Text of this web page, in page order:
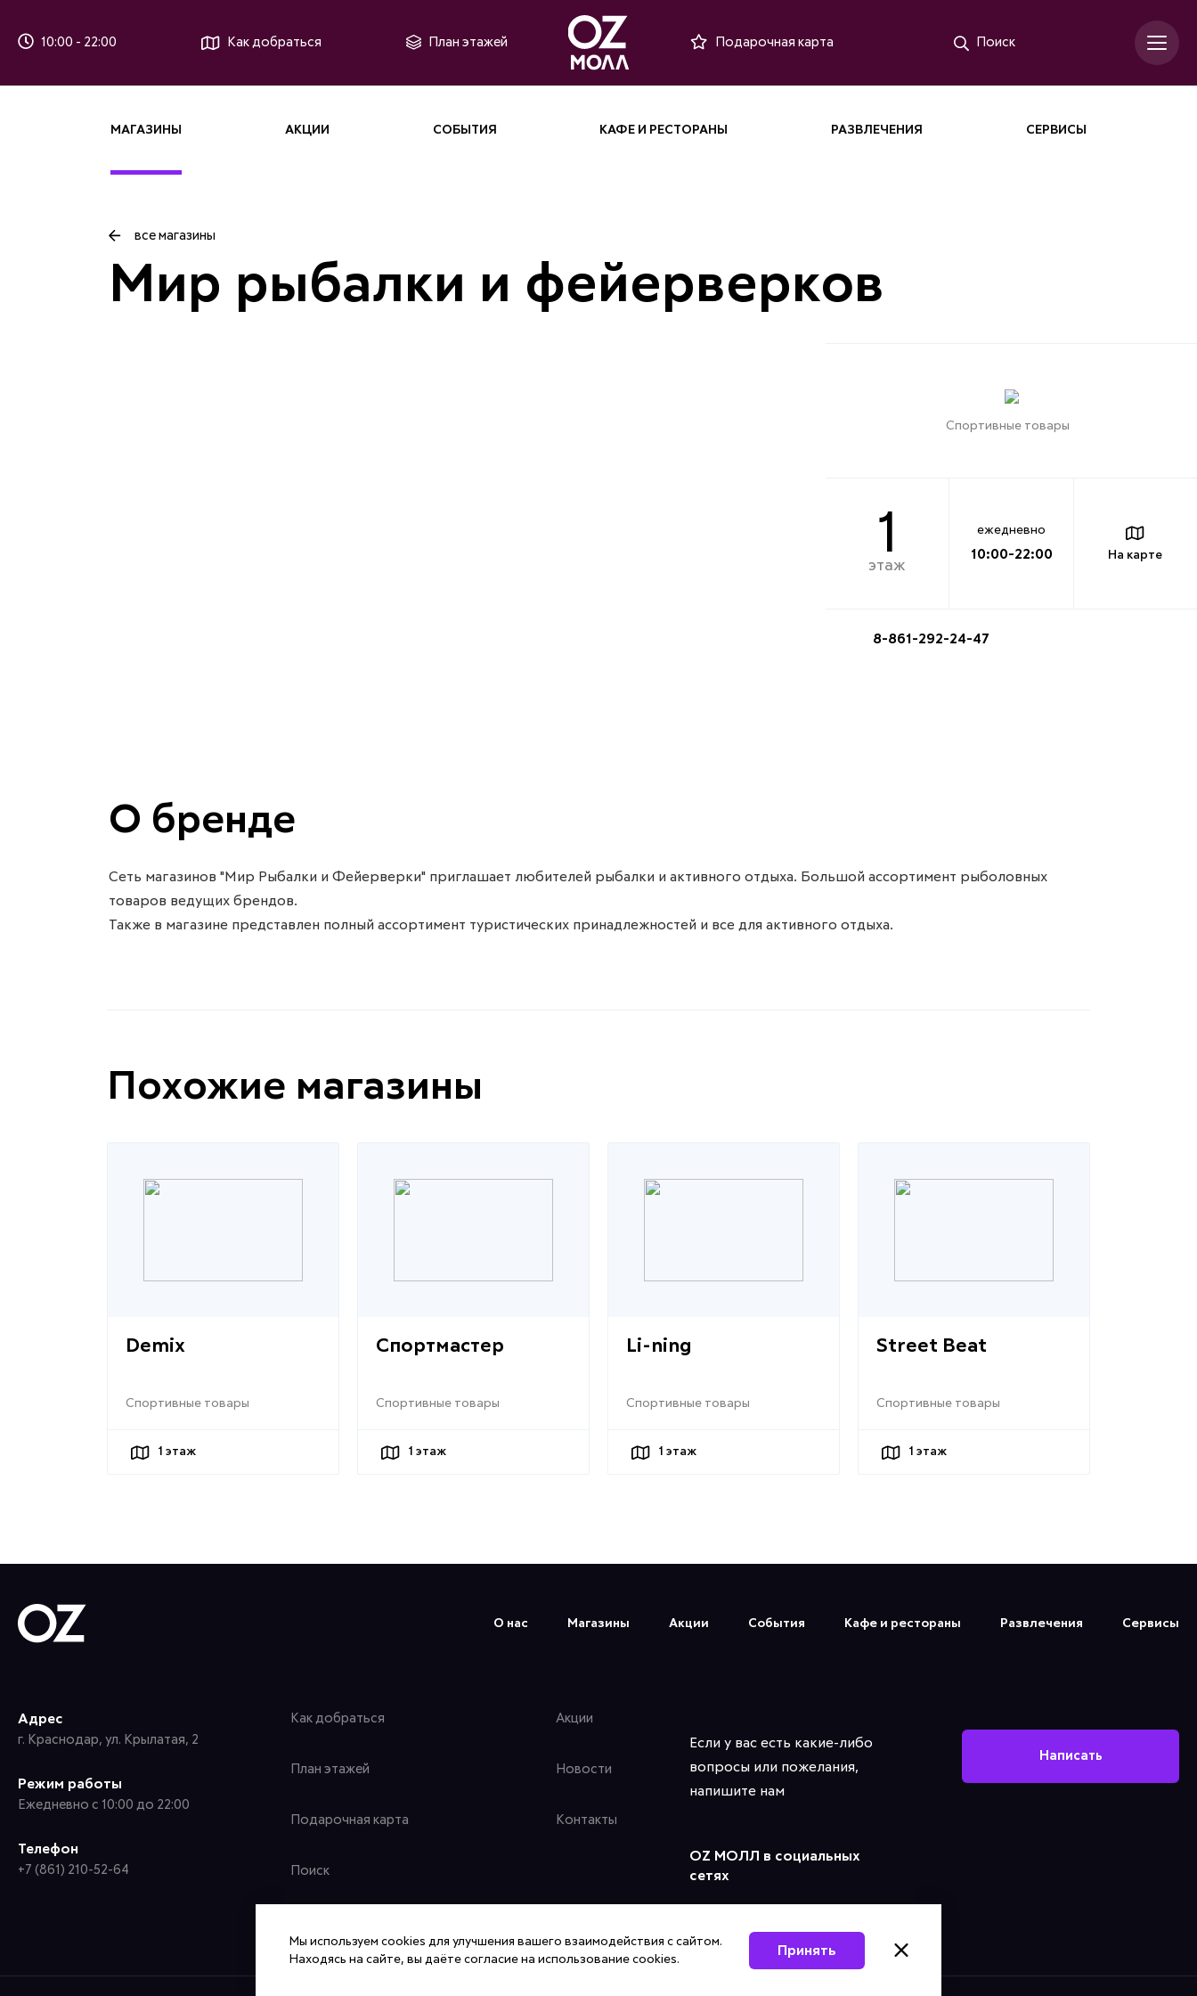
10:00 - 22:00 Как добраться План этажей Подарочная карта Поиск
МАГАЗИНЫ АКЦИИ СОБЫТИЯ КАФЕ И РЕСТОРАНЫ РАЗВЛЕЧЕНИЯ СЕРВИСЫ
все магазины
Мир рыбалки и фейерверков
Спортивные товары
1
этаж
ежедневно
10:00-22:00 На карте
8-861-292-24-47
О бренде
Сеть магазинов "Мир Рыбалки и Фейерверки" приглашает любителей рыбалки и активного отдыха. Большой ассортимент рыболовных
товаров ведущих брендов.
Также в магазине представлен полный ассортимент туристических принадлежностей и все для активного отдыха.
Похожие магазины
Demix
Спортивные товары
1 этаж
Спортмастер
Спортивные товары
1 этаж
Li-ning
Спортивные товары
1 этаж
Street Beat
Спортивные товары
1 этаж
О нас Магазины Акции События Кафе и рестораны Развлечения Сервисы
Адрес
г. Краснодар, ул. Крылатая, 2
Режим работы
Ежедневно с 10:00 до 22:00
Телефон
+7 (861) 210-52-64
Как добраться
План этажей
Подарочная карта
Поиск
Акции
Новости
Контакты
Если у вас есть какие-либо
вопросы или пожелания,
напишите нам
OZ МОЛЛ в социальных
сетях
Написать
Мы используем cookies для улучшения вашего взаимодействия с сайтом.
Находясь на сайте, вы даёте согласие на использование cookies.
Принять